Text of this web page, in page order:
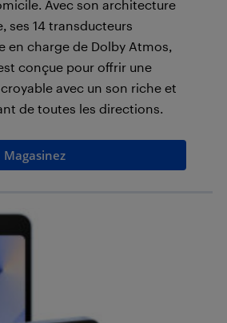
Avec son architecture
ses 14 transducteurs
en charge de Dolby Atmos,
conçue pour offrir une
avec un son riche et
de toutes les directions.
Magasinez